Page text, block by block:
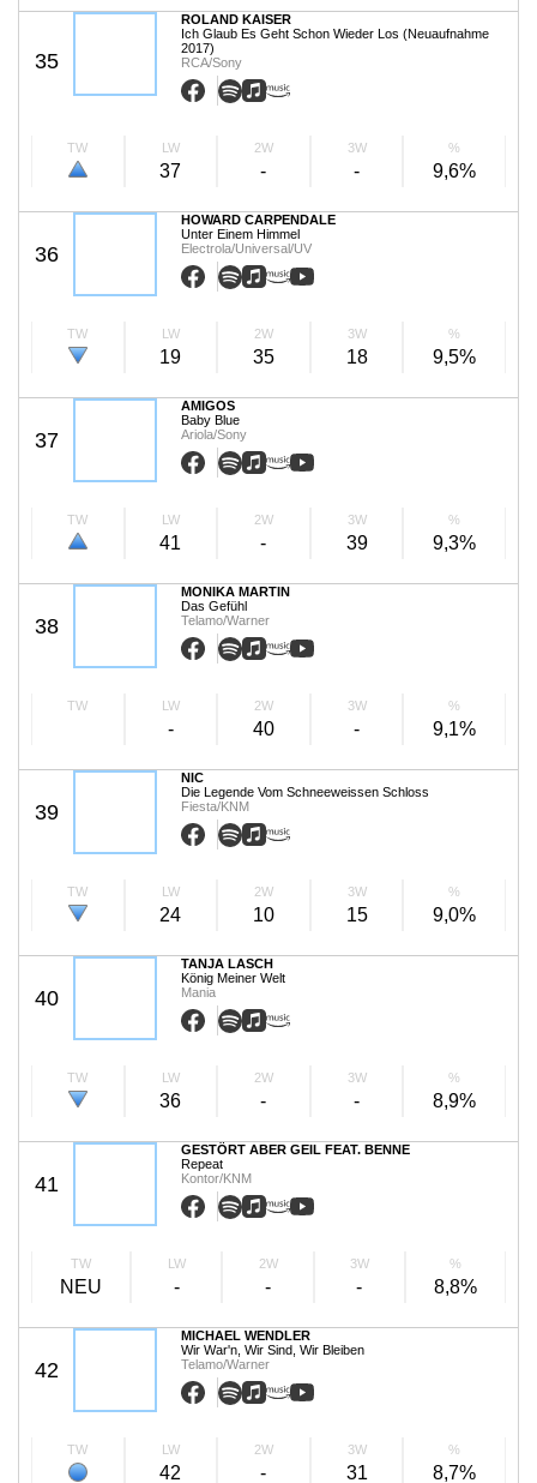
35
ROLAND KAISER
Ich Glaub Es Geht Schon Wieder Los (Neuaufnahme
2017)
RCA/Sony
TW LW
37
2W
-
3W
-
%
9,6%
36
HOWARD CARPENDALE
Unter Einem Himmel
Electrola/Universal/UV
TW LW
19
2W
35
3W
18
%
9,5%
37
AMIGOS
Baby Blue
Ariola/Sony
TW LW
41
2W
-
3W
39
%
9,3%
38
MONIKA MARTIN
Das Gefühl
Telamo/Warner
TW LW
-
2W
40
3W
-
%
9,1%
39
NIC
Die Legende Vom Schneeweissen Schloss
Fiesta/KNM
TW LW
24
2W
10
3W
15
%
9,0%
40
TANJA LASCH
König Meiner Welt
Mania
TW LW
36
2W
-
3W
-
%
8,9%
41
GESTÖRT ABER GEIL FEAT. BENNE
Repeat
Kontor/KNM
TW
NEU
LW
-
2W
-
3W
-
%
8,8%
42
MICHAEL WENDLER
Wir War'n, Wir Sind, Wir Bleiben
Telamo/Warner
TW LW
42
2W
-
3W
31
%
8,7%